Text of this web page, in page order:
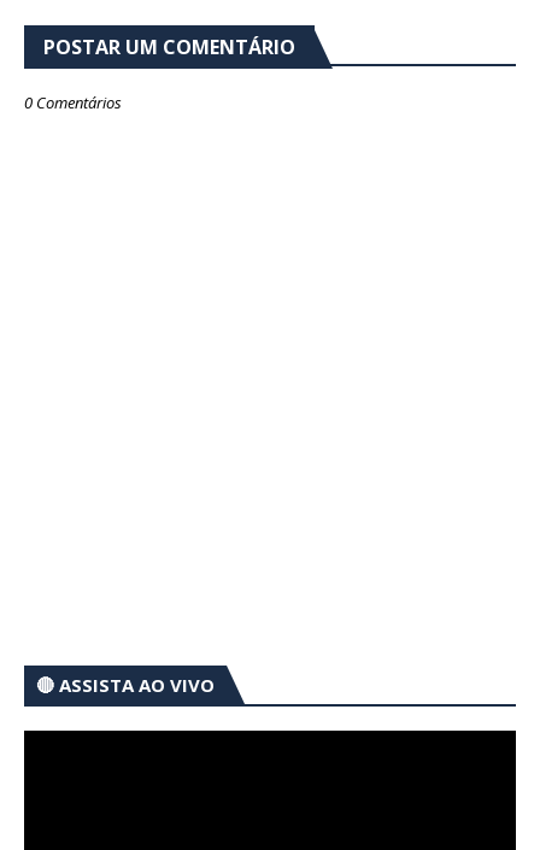
POSTAR UM COMENTÁRIO
0 Comentários
🔴 ASSISTA AO VIVO